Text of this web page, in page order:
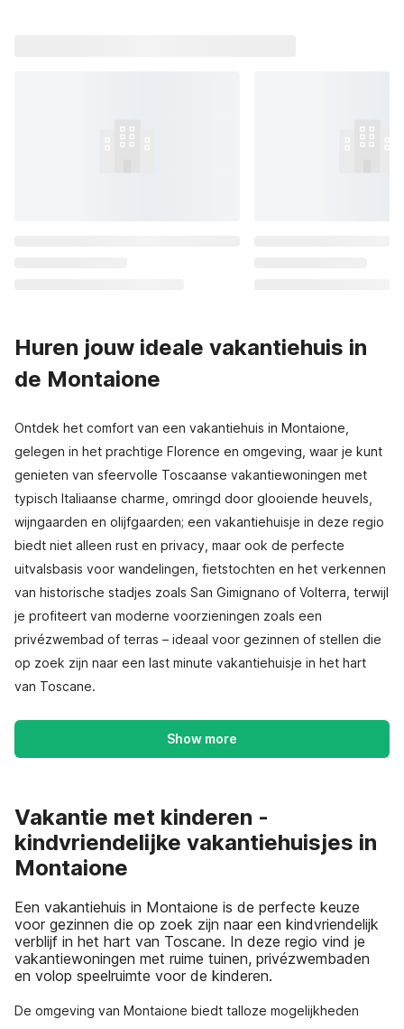
Huren jouw ideale vakantiehuis in
de Montaione
Ontdek het comfort van een vakantiehuis in Montaione,
gelegen in het prachtige Florence en omgeving, waar je kunt
genieten van sfeervolle Toscaanse vakantiewoningen met
typisch Italiaanse charme, omringd door glooiende heuvels,
wijngaarden en olijfgaarden; een vakantiehuisje in deze regio
biedt niet alleen rust en privacy, maar ook de perfecte
uitvalsbasis voor wandelingen, fietstochten en het verkennen
van historische stadjes zoals San Gimignano of Volterra, terwijl
je profiteert van moderne voorzieningen zoals een
privézwembad of terras – ideaal voor gezinnen of stellen die
op zoek zijn naar een last minute vakantiehuisje in het hart
van Toscane.
Show more
Vakantie met kinderen -
kindvriendelijke vakantiehuisjes in
Montaione
Een vakantiehuis in Montaione is de perfecte keuze
voor gezinnen die op zoek zijn naar een kindvriendelijk
verblijf in het hart van Toscane. In deze regio vind je
vakantiewoningen met ruime tuinen, privézwembaden
en volop speelruimte voor de kinderen.
De omgeving van Montaione biedt talloze mogelijkheden